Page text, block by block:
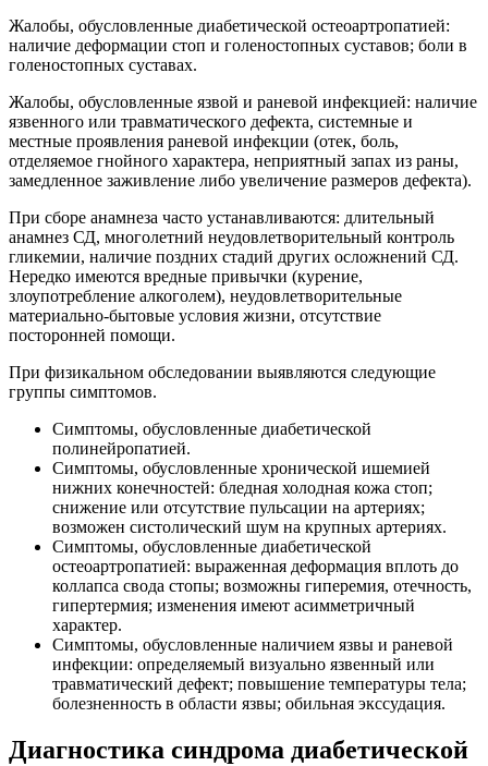
Жалобы, обусловленные диабетической остеоартропатией:
наличие деформации стоп и голеностопных суставов; боли в
голеностопных суставах.
Жалобы, обусловленные язвой и раневой инфекцией: наличие
язвенного или травматического дефекта, системные и
местные проявления раневой инфекции (отек, боль,
отделяемое гнойного характера, неприятный запах из раны,
замедленное заживление либо увеличение размеров дефекта).
При сборе анамнеза часто устанавливаются: длительный
анамнез СД, многолетний неудовлетворительный контроль
гликемии, наличие поздних стадий других осложнений СД.
Нередко имеются вредные привычки (курение,
злоупотребление алкоголем), неудовлетворительные
материально-бытовые условия жизни, отсутствие
посторонней помощи.
При физикальном обследовании выявляются следующие
группы симптомов.
Симптомы, обусловленные диабетической
полинейропатией.
Симптомы, обусловленные хронической ишемией
нижних конечностей: бледная холодная кожа стоп;
снижение или отсутствие пульсации на артериях;
возможен систолический шум на крупных артериях.
Симптомы, обусловленные диабетической
остеоартропатией: выраженная деформация вплоть до
коллапса свода стопы; возможны гиперемия, отечность,
гипертермия; изменения имеют асимметричный
характер.
Симптомы, обусловленные наличием язвы и раневой
инфекции: определяемый визуально язвенный или
травматический дефект; повышение температуры тела;
болезненность в области язвы; обильная экссудация.
Диагностика синдрома диабетической